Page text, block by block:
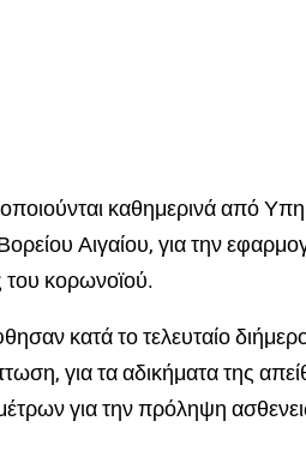
καθημερινά από
Αιγαίου, για την
του κορωνοϊού.
κατά το τελευταίο
για τα αδικήματα της
για την πρόληψη